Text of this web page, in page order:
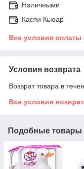
Наличными
Каспи Кьюар
Все условия оплаты
Условия возврата
Возврат товара в
Все условия
Подобные товары